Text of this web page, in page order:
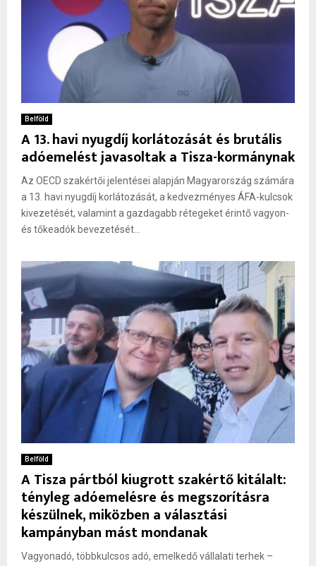
Belföld
A 13. havi nyugdíj korlátozását és brutális
adóemelést javasoltak a Tisza-kormánynak
Az OECD szakértői jelentései alapján Magyarország számára
a 13. havi nyugdíj korlátozását, a kedvezményes ÁFA-kulcsok
kivezetését, valamint a gazdagabb rétegeket érintő vagyon-
és tőkeadók bevezetését...
Belföld
A Tisza pártból kiugrott szakértő kitálalt:
tényleg adóemelésre és megszorításra
készülnek, miközben a választási
kampányban mást mondanak
Vagyonadó, többkulcsos adó, emelkedő vállalati terhek –